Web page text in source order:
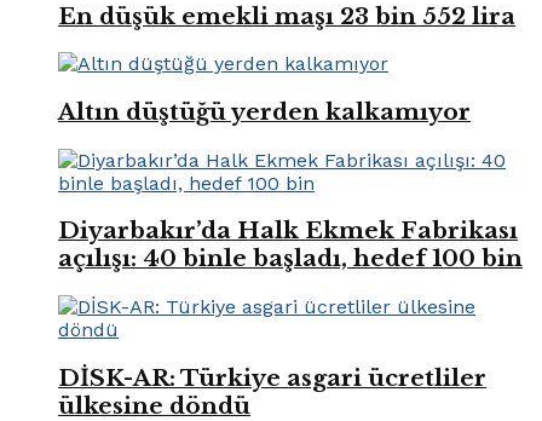
En düşük emekli maşı 23 bin 552 lira
Altın düştüğü yerden kalkamıyor
Diyarbakır’da Halk Ekmek Fabrikası
açılışı: 40 binle başladı, hedef 100 bin
DİSK-AR: Türkiye asgari ücretliler
ülkesine döndü